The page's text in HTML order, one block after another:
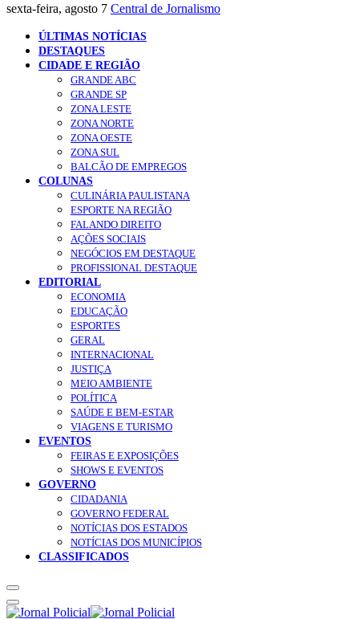
sexta-feira, agosto 7 Central de Jornalismo
ÚLTIMAS NOTÍCIAS
DESTAQUES
CIDADE E REGIÃO
GRANDE ABC
GRANDE SP
ZONA LESTE
ZONA NORTE
ZONA OESTE
ZONA SUL
BALCÃO DE EMPREGOS
COLUNAS
CULINÁRIA PAULISTANA
ESPORTE NA REGIÃO
FALANDO DIREITO
AÇÕES SOCIAIS
NEGÓCIOS EM DESTAQUE
PROFISSIONAL DESTAQUE
EDITORIAL
ECONOMIA
EDUCAÇÃO
ESPORTES
GERAL
INTERNACIONAL
JUSTIÇA
MEIO AMBIENTE
POLÍTICA
SAÚDE E BEM-ESTAR
VIAGENS E TURISMO
EVENTOS
FEIRAS E EXPOSIÇÕES
SHOWS E EVENTOS
GOVERNO
CIDADANIA
GOVERNO FEDERAL
NOTÍCIAS DOS ESTADOS
NOTÍCIAS DOS MUNICÍPIOS
CLASSIFICADOS